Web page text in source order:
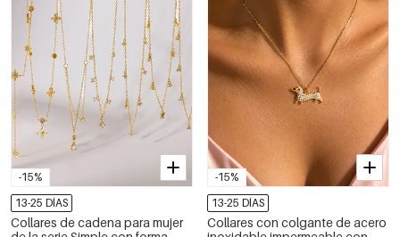
-15%
13-25 DÍAS
Collares de cadena para mujer
-15%
13-25 DÍAS
Collares con colgante de acero